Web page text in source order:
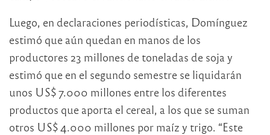
Luego, en declaraciones periodísticas, Domínguez
estimó que aún quedan en manos de los
productores 23 millones de toneladas de soja y
estimó que en el segundo semestre se liquidarán
unos US$ 7.000 millones entre los diferentes
productos que aporta el cereal, a los que se suman
otros US$ 4.000 millones por maíz y trigo. “Este